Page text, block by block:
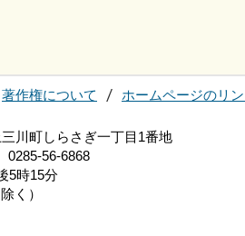
著作権について ホームページのリ
川町しらさぎ一丁目1番地
0285-56-6868
5時15分
く）